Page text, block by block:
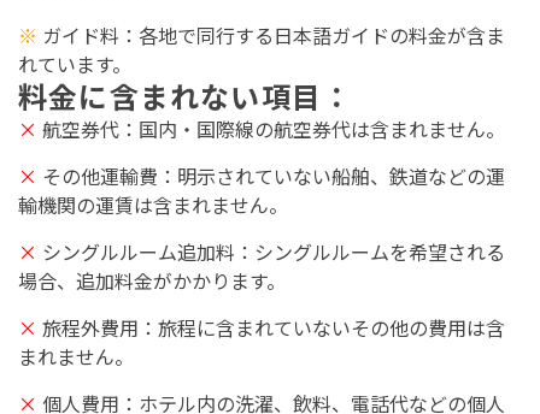
※ ガイド料 ：各地で同行する日本語ガイドの料金が含ま
れています。
料金に含まれない項目 ：
× 航空券代：国内・国際線の航空券代は含まれません。
× その他運輸費：明示されていない船舶、鉄道などの運
輸機関の運賃は含まれません。
× シングルルーム追加料：シングルルームを希望される
場合、追加料金がかかります。
× 旅程外費用：旅程に含まれていないその他の費用は含
まれません。
× 個人費用：ホテル内の洗濯、飲料、電話代などの個人